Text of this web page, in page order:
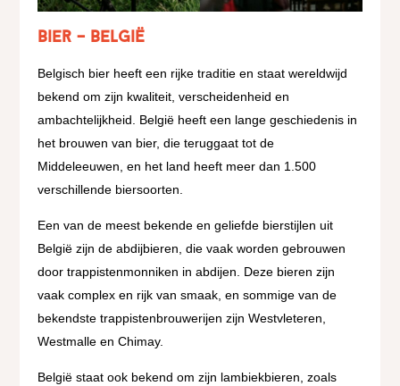
Bier – België
Belgisch bier heeft een rijke traditie en staat wereldwijd
bekend om zijn kwaliteit, verscheidenheid en
ambachtelijkheid. België heeft een lange geschiedenis in
het brouwen van bier, die teruggaat tot de
Middeleeuwen, en het land heeft meer dan 1.500
verschillende biersoorten.
Een van de meest bekende en geliefde bierstijlen uit
België zijn de abdijbieren, die vaak worden gebrouwen
door trappistenmonniken in abdijen. Deze bieren zijn
vaak complex en rijk van smaak, en sommige van de
bekendste trappistenbrouwerijen zijn Westvleteren,
Westmalle en Chimay.
België staat ook bekend om zijn lambiekbieren, zoals